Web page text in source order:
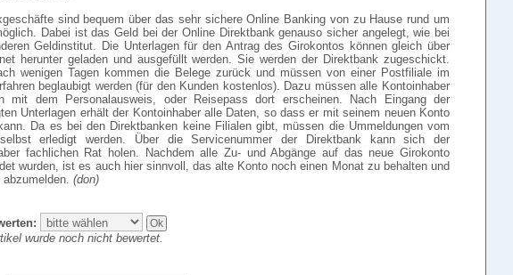
sind bequem über das sehr sichere Online Banking von zu Hause rund um
Dabei ist das Geld bei der Online Direktbank genauso sicher angelegt, wie bei
Geldinstitut. Die Unterlagen für den Antrag des Girokontos können gleich über
herunter geladen und ausgefüllt werden. Sie werden der Direktbank zugeschickt.
wenigen Tagen kommen die Belege zurück und müssen von einer Postfiliale im
beglaubigt werden (für den Kunden kostenlos). Dazu müssen alle Kontoinhaber
mit dem Personalausweis, oder Reisepass dort erscheinen. Nach Eingang der
Unterlagen erhält der Kontoinhaber alle Daten, so dass er mit seinem neuen Konto
Da es bei den Direktbanken keine Filialen gibt, müssen die Ummeldungen vom
erledigt werden. Über die Servicenummer der Direktbank kann sich der
fachlichen Rat holen. Nachdem alle Zu- und Abgänge auf das neue Girokonto
wurden, ist es auch hier sinnvoll, das alte Konto noch einen Monat zu behalten und
(don)
wurde noch nicht bewertet.